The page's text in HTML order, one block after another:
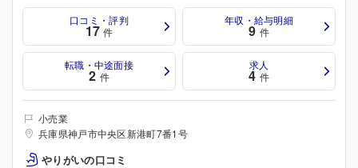
口コミ・評判
17 件
年収・給与明細
9 件
転職・中途面接
2 件
求人
4 件
小売業
兵庫県神戸市中央区新港町7番1号
やりがいの口コミ